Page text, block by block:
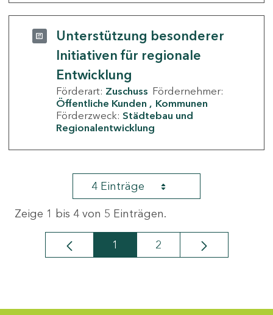
Unterstützung besonderer
Initiativen für regionale
Entwicklung
Förderart: Zuschuss Fördernehmer:
Öffentliche Kunden
Kommunen
Förderzweck: Städtebau und
Regionalentwicklung
4 Einträge
Zeige 1 bis 4 von 5 Einträgen.
Seite
1 Seite
2